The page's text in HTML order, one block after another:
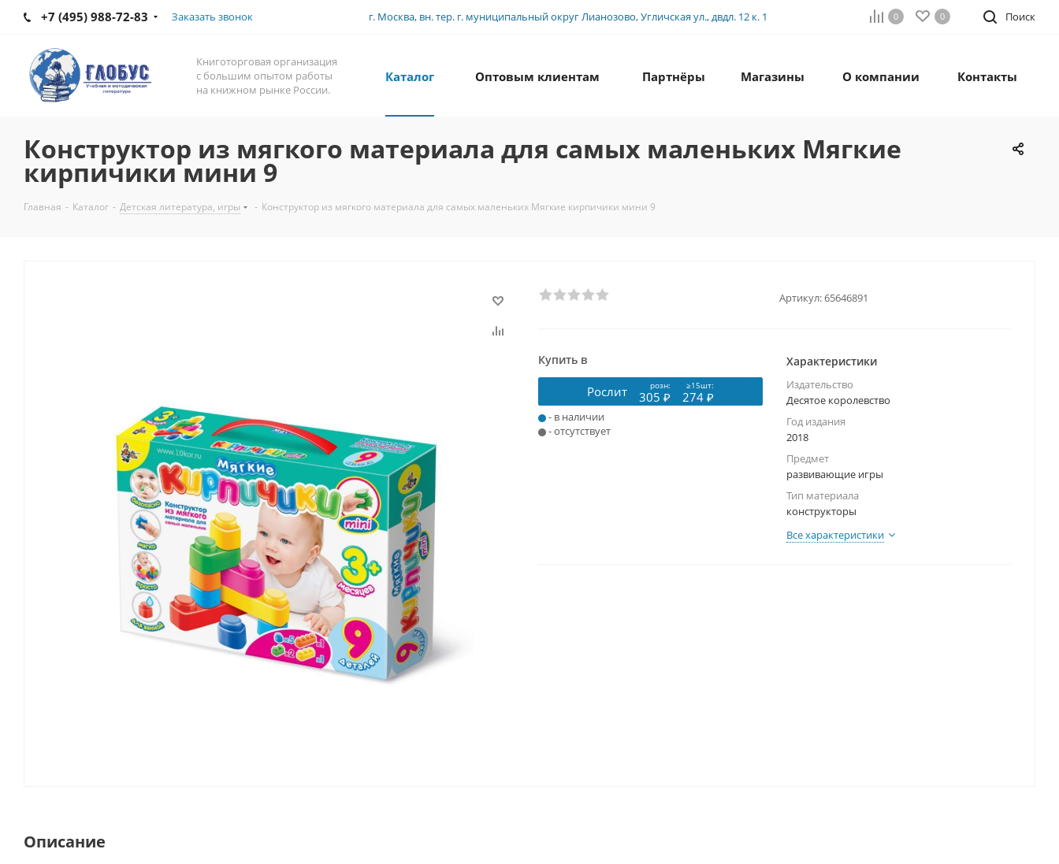
+7 (495) 988-72-83 Заказать звонок г. Москва, вн. тер. г. муниципальный округ Лианозово, Угличская ул., двдл. 12 к. 1 Поиск
0 0
Книготорговая организация
с большим опытом работы
на книжном рынке России.
Каталог Оптовым клиентам Партнёры Магазины О компании Контакты
Конструктор из мягкого материала для самых маленьких Мягкие
кирпичики мини 9
Главная - Каталог - Детская литература, игры - Конструктор из мягкого материала для самых маленьких Мягкие кирпичики мини 9
Артикул:65646891
Купить в
Рослит розн: ≥15шт:
305 ₽ 274 ₽
- в наличии
- отсутствует
Характеристики
Издательство
Десятое королевство
Год издания
2018
Предмет
развивающие игры
Тип материала
конструкторы
Все характеристики
Описание